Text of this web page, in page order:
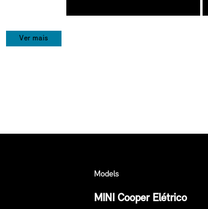
Ver mais
Models
MINI Cooper Elétrico